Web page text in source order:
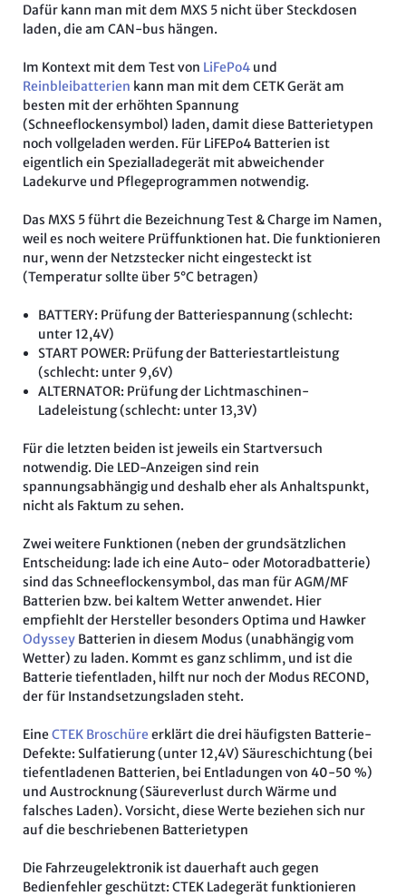
Dafür kann man mit dem MXS 5 nicht über Steckdosen
laden, die am CAN-bus hängen.
Im Kontext mit dem Test von LiFePo4und
Reinbleibatterien kann man mit dem CETK Gerät am
besten mit der erhöhten Spannung
(Schneeflockensymbol) laden, damit diese Batterietypen
noch vollgeladen werden. Für LiFEPo4 Batterien ist
eigentlich ein Spezialladegerät mit abweichender
Ladekurve und Pflegeprogrammen notwendig.
Das MXS 5 führt die Bezeichnung Test & Charge im Namen,
weil es noch weitere Prüffunktionen hat. Die funktionieren
nur, wenn der Netzstecker nicht eingesteckt ist
(Temperatur sollte über 5°C betragen)
BATTERY: Prüfung der Batteriespannung (schlecht:
unter 12,4V)
START POWER: Prüfung der Batteriestartleistung
(schlecht: unter 9,6V)
ALTERNATOR: Prüfung der Lichtmaschinen-
Ladeleistung (schlecht: unter 13,3V)
Für die letzten beiden ist jeweils ein Startversuch
notwendig. Die LED-Anzeigen sind rein
spannungsabhängig und deshalb eher als Anhaltspunkt,
nicht als Faktum zu sehen.
Zwei weitere Funktionen (neben der grundsätzlichen
Entscheidung: lade ich eine Auto- oder Motoradbatterie)
sind das Schneeflockensymbol, das man für AGM/MF
Batterien bzw. bei kaltem Wetter anwendet. Hier
empfiehlt der Hersteller besonders Optima und Hawker
OdysseyBatterien in diesem Modus (unabhängig vom
Wetter) zu laden. Kommt es ganz schlimm, und ist die
Batterie tiefentladen, hilft nur noch der Modus RECOND,
der für Instandsetzungsladen steht.
EineCTEK Broschüre erklärt die drei häufigsten Batterie-
Defekte: Sulfatierung (unter 12,4V) Säureschichtung (bei
tiefentladenen Batterien, bei Entladungen von 40-50 %)
und Austrocknung (Säureverlust durch Wärme und
falsches Laden). Vorsicht, diese Werte beziehen sich nur
auf die beschriebenen Batterietypen
Die Fahrzeugelektronik ist dauerhaft auch gegen
Bedienfehler geschützt: CTEK Ladegerät funktionieren